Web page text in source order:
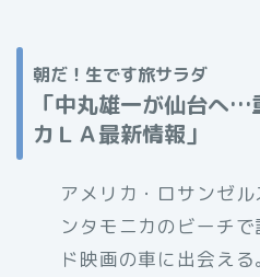
朝だ！生です旅サラダ
「中丸雄一が仙台へ…
カＬＡ最新情報 」
アメリカ・ロサンゼ
ンタモニカのビーチ
ド映画の車に出会え